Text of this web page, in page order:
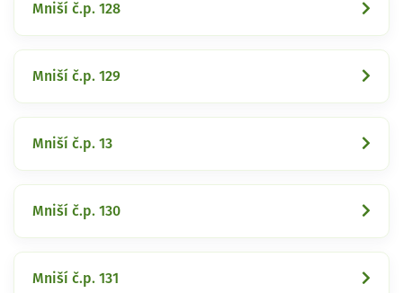
Mniší č.p. 128
Mniší č.p. 129
Mniší č.p. 13
Mniší č.p. 130
Mniší č.p. 131